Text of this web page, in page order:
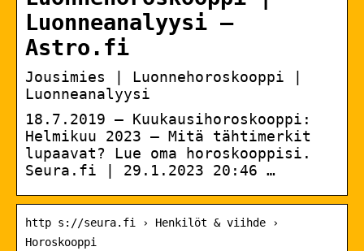
Luonneanalyysi –
Astro.fi
Jousimies | Luonnehoroskooppi |
Luonneanalyysi
18.7.2019 — Kuukausihoroskooppi:
Helmikuu 2023 – Mitä tähtimerkit
lupaavat? Lue oma horoskooppisi.
Seura.fi | 29.1.2023 20:46 …
http s://seura.fi › Henkilöt & viihde ›
Horoskooppi